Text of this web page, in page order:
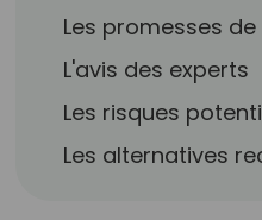
Les promesses
L'avis des experts
Les risques
Les alternatives